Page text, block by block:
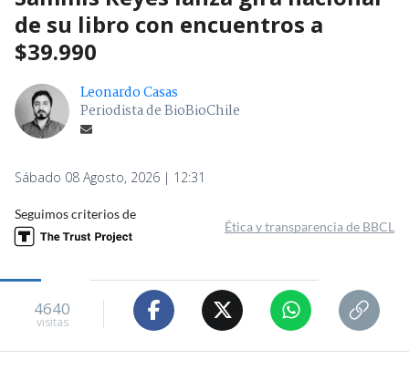
de su libro con encuentros a
$39.990
Leonardo Casas
Periodista de BioBioChile
Sábado 08 Agosto, 2026 | 12:31
Seguimos criterios de
Ética y transparencia de BBCL
4640
visitas